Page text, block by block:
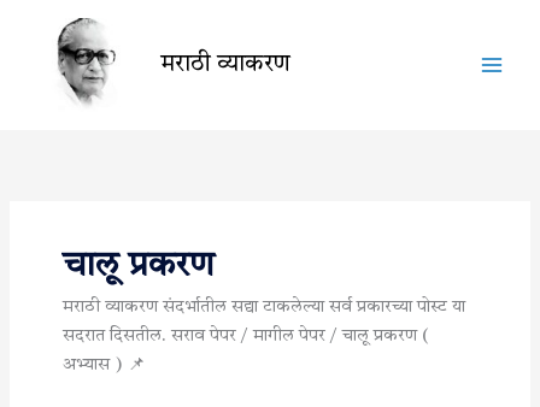
content
मराठी व्याकरण
चालू प्रकरण
मराठी व्याकरण संदर्भातील सद्या टाकलेल्या सर्व प्रकारच्या पोस्ट या
सदरात दिसतील. सराव पेपर / मागील पेपर / चालू प्रकरण (
अभ्यास ) 📌